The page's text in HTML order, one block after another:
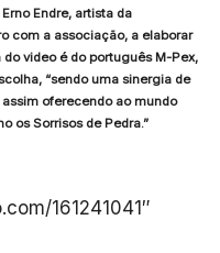
Endre, artista da
com a associação, a elaborar
video é do português M-Pex,
“sendo uma sinergia de
oferecendo ao mundo
os Sorrisos de Pedra.”
161241041″